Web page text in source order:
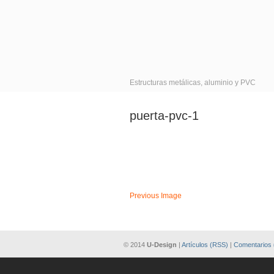
Estructuras metálicas, aluminio y PVC
puerta-pvc-1
Previous Image
© 2014 U-Design | Artículos (RSS) | Comentarios